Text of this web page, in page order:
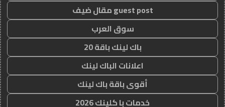
guest post مقال ضيف
سوق العرب
باك لينك باقة 20
اعلانات الباك لينك
أقوى باقة باك لينك
خدمات با كلينك 2026